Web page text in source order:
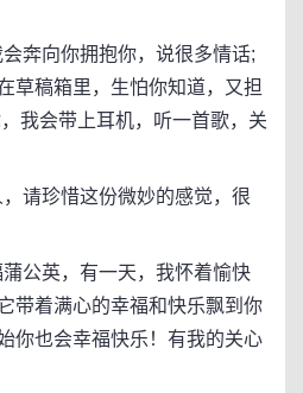
奔向你拥抱你，说很多情话;
草稿箱里，生怕你知道，又担
我会带上耳机，听一首歌，关
请珍惜这份微妙的感觉，很
公英，有一天，我怀着愉快
带着满心的幸福和快乐飘到你
你也会幸福快乐！有我的关心